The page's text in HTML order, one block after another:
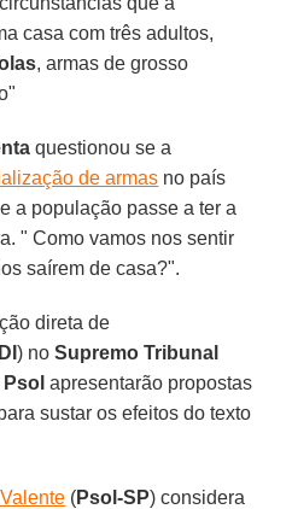
casa com três adultos,
, armas de grosso
questionou se a
de armas no país
a população passe a ter a
" Como vamos nos sentir
saírem de casa?".
direta de
) noSupremo Tribunal
Psol apresentarão propostas
sustar os efeitos do texto
(Psol-SP) considera